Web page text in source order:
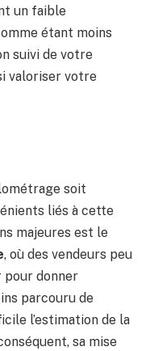
un faible
étant moins
suivi de votre
valoriser votre
soit
liés à cette
majeures est le
, où des vendeurs peu
donner
parcouru de
l’estimation de la
sa mise